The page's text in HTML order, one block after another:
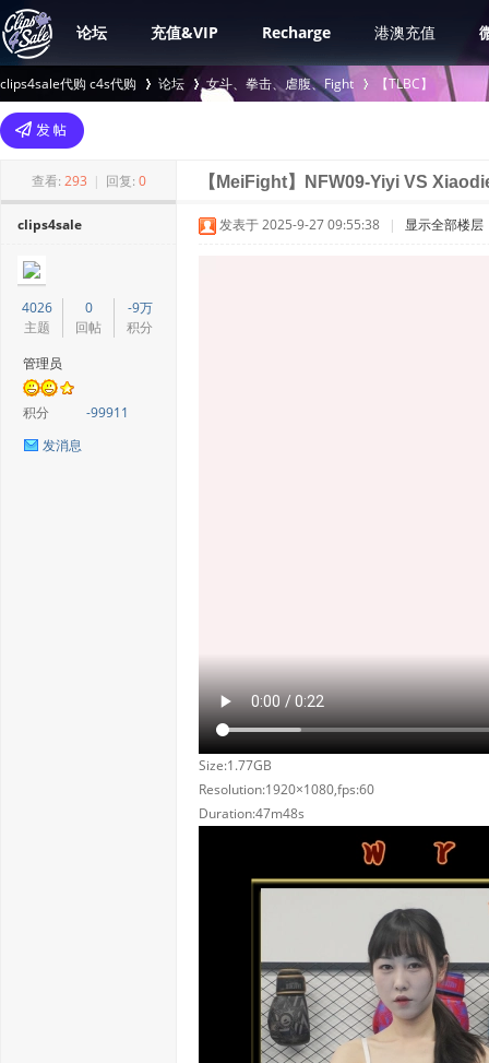
论坛 充值&VIP Recharge 港澳充值
clips4sale代购 c4s代购
>
论坛 女斗、拳击、虐腹、Fight
›
【TLBC】
查看: 293 | 回复: 0 【MeiFight】NFW09-Yiyi VS
clips4sale
4026
主题
0
回帖
-9万
积分
管理员
积分
-99911
发消息
发表于 2025-9-27 09:55:38 | 显示全部楼层
Size:1.77GB
Resolution:1920×1080,fps:60
Duration:47m48s